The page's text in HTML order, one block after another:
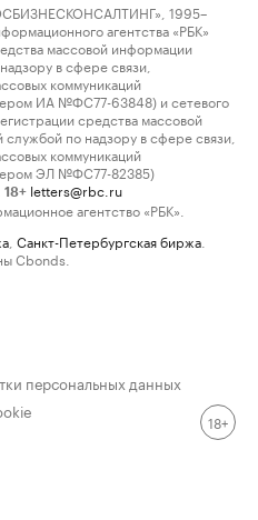
1995–
агентства «РБК»
массовой информации
в сфере связи,
коммуникаций
ИА №ФС77-63848) и сетевого
средства массовой
по надзору в сфере связи,
коммуникаций
ЭЛ №ФС77-82385)
18+ letters@rbc.ru
агентство «РБК».
Санкт-Петербургская биржа
Cbonds.
персональных данных
18+